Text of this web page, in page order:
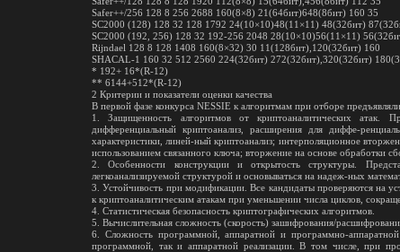
Safer++/256 128 8 256 2688 160(8×8) 21(64бит)648(8бит) 160 35
SC2000 (128) 128 32 128 1792 24(10×10)48(11×11) 48(32бит)
SC2000 (192, 256) 128 32 192-256 2048 28(10×10)56(11×11)
Rijndael 128 8 128 1408 160(8×32) 30 11(128бит),120(32бит) 160
SHACAL-1 160 32 512 2560 224(32бит) 272(32бит),320(32бит)
* 192+ 16*(R-12)
** 6144+512*(R-12)
2 Критерии и показатели оценки качества
В первой фазе конкурса NESSIE к алгоритмам при отборе
1. Защищенность алгоритмов от криптоаналитических атак.
дифференциальный криптоанализ, расширения для диффе-
характеристики, линей-ный криптоанализ; интерполяционное
использованием связанного ключа; вторжение на основе обработки
2. Особенности конструкции и открытость структуры.
легкоанализируемой структурой и основываться на надеж-ных
3. Устойчивость при модификации. Все кандидаты проверяются на
к криптоаналитическим атакам при уменьшении числа циклов,
4. Статистическая безопасность криптографических алгоритмов.
5. Вычислительная сложность (скорость) зашифрования/
6. Сложность программной, аппаратной и программно-
программной, так и аппаратной реализации. В том числе, при